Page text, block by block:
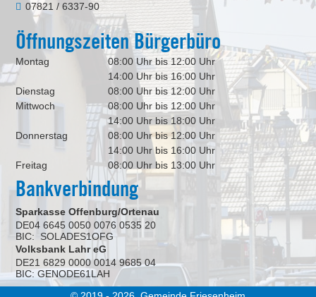
07821 / 6337-90
Öffnungszeiten Bürgerbüro
Montag
08:00 Uhr bis 12:00 Uhr
14:00 Uhr bis 16:00 Uhr
Dienstag
08:00 Uhr bis 12:00 Uhr
Mittwoch
08:00 Uhr bis 12:00 Uhr
14:00 Uhr bis 18:00 Uhr
Donnerstag
08:00 Uhr bis 12:00 Uhr
14:00 Uhr bis 16:00 Uhr
Freitag
08:00 Uhr bis 13:00 Uhr
Bankverbindung
Sparkasse Offenburg/Ortenau
DE04 6645 0050 0076 0535 20
BIC: SOLADES1OFG
Volksbank Lahr eG
DE21 6829 0000 0014 9685 04
BIC: GENODE61LAH